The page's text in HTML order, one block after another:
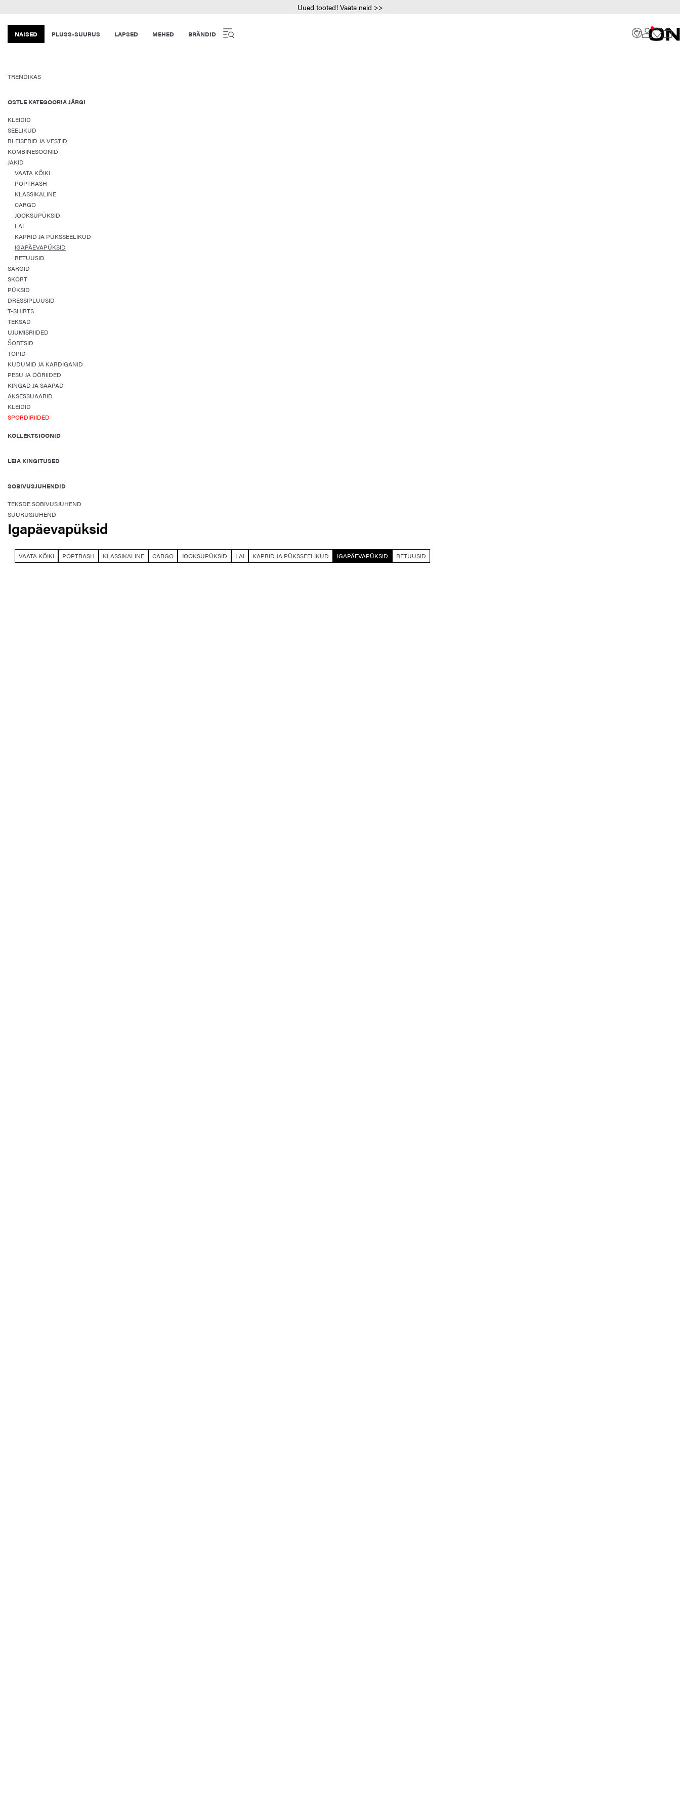
Uued tooted! Vaata neid >>
NAISED PLUSS-SUURUS LAPSED MEHED BRÄNDID
TRENDIKAS
OSTLE KATEGOORIA JÄRGI
KLEIDID
SEELIKUD
BLEISERID JA VESTID
KOMBINESOONID
JAKID
VAATA KÕIKI
POPTRASH
KLASSIKALINE
CARGO
JOOKSUPÜKSID
LAI
KAPRID JA PÜKSSEELIKUD
IGAPÄEVAPÜKSID
RETUUSID
SÄRGID
SKORT
PÜKSID
DRESSIPLUUSID
T-SHIRTS
TEKSAD
UJUMISRIIDED
ŠORTSID
TOPID
KUDUMID JA KARDIGANID
PESU JA ÖÖRIIDED
KINGAD JA SAAPAD
AKSESSUAARID
KLEIDID
SPORDIRIIDED
KOLLEKTSIOONID
LEIA KINGITUSED
SOBIVUSJUHENDID
TEKSDE SOBIVUSJUHEND
SUURUSJUHEND
Igapäevapüksid
VAATA KÕIKI POPTRASH KLASSIKALINE CARGO JOOKSUPÜKSID LAI KAPRID JA PÜKSSEELIKUD IGAPÄEVAPÜKSID RETUUSID